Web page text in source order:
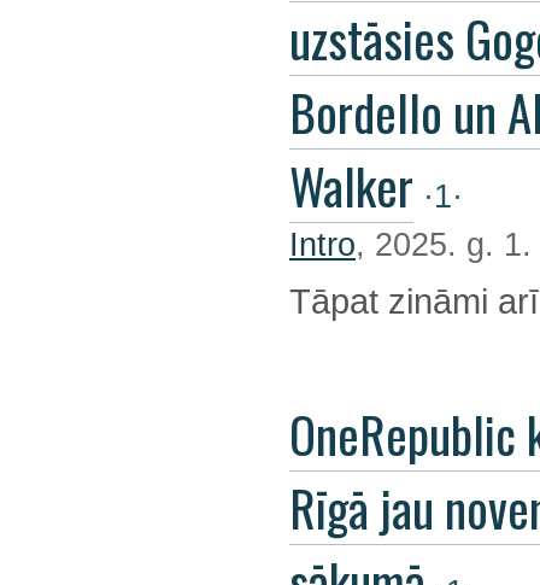
uzstāsies
Bordello un
Walker ·1·
Intro, 2025. g.
Tāpat zināmi
OneRepublic
Rīgā jau